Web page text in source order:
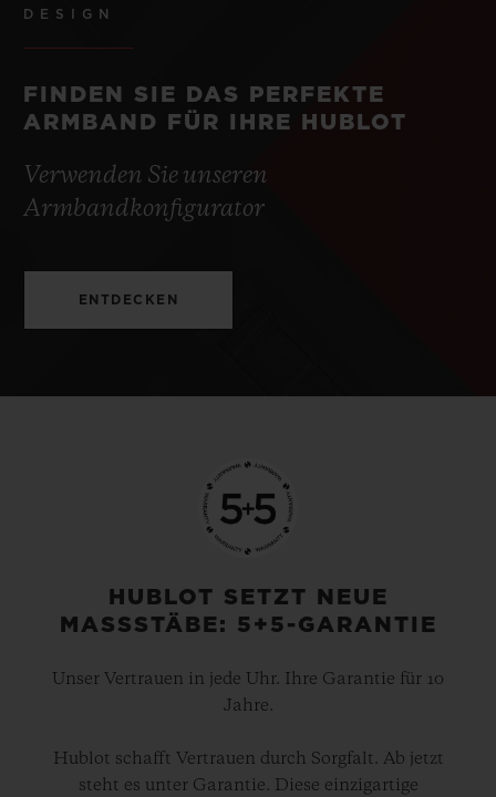
DESIGN
FINDEN SIE DAS PERFEKTE
ARMBAND FÜR IHRE HUBLOT
Verwenden Sie unseren
Armbandkonfigurator
ENTDECKEN
HUBLOT SETZT NEUE
MASSSTÄBE: 5+5-GARANTIE
Unser Vertrauen in jede Uhr. Ihre Garantie für 10
Jahre.
Hublot schafft Vertrauen durch Sorgfalt. Ab jetzt
steht es unter Garantie. Diese einzigartige